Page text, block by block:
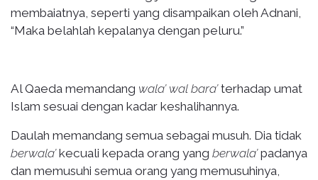
membaiatnya, seperti yang disampaikan oleh Adnani,
“Maka belahlah kepalanya dengan peluru.”
Al Qaeda memandang wala’ wal bara’terhadap umat
Islam sesuai dengan kadar keshalihannya.
Daulah memandang semua sebagai musuh. Dia tidak
berwala’kecuali kepada orang yang berwala’padanya
dan memusuhi semua orang yang memusuhinya,